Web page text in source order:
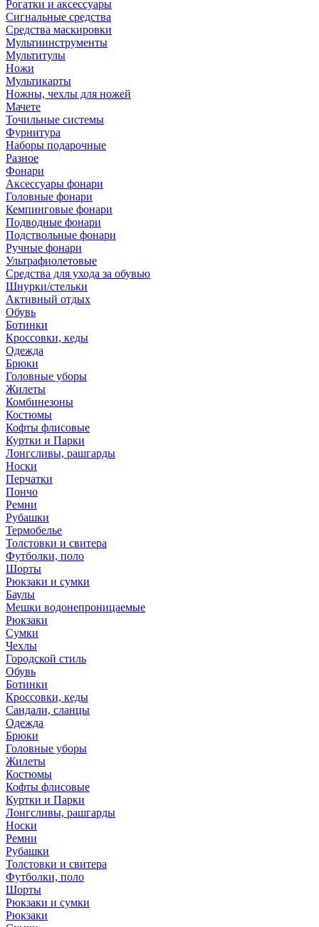
Рогатки и аксессуары
Сигнальные средства
Средства маскировки
Мультиинструменты
Мультитулы
Ножи
Мультикарты
Ножны, чехлы для ножей
Мачете
Точильные системы
Фурнитура
Наборы подарочные
Разное
Фонари
Аксессуары фонари
Головные фонари
Кемпинговые фонари
Подводные фонари
Подствольные фонари
Ручные фонари
Ультрафиолетовые
Средства для ухода за обувью
Шнурки/стельки
Активный отдых
Обувь
Ботинки
Кроссовки, кеды
Одежда
Брюки
Головные уборы
Жилеты
Комбинезоны
Костюмы
Кофты флисовые
Куртки и Парки
Лонгсливы, рашгарды
Носки
Перчатки
Пончо
Ремни
Рубашки
Термобелье
Толстовки и свитера
Футболки, поло
Шорты
Рюкзаки и сумки
Баулы
Мешки водонепроницаемые
Рюкзаки
Сумки
Чехлы
Городской стиль
Обувь
Ботинки
Кроссовки, кеды
Сандали, сланцы
Одежда
Брюки
Головные уборы
Жилеты
Костюмы
Кофты флисовые
Куртки и Парки
Лонгсливы, рашгарды
Носки
Ремни
Рубашки
Толстовки и свитера
Футболки, поло
Шорты
Рюкзаки и сумки
Рюкзаки